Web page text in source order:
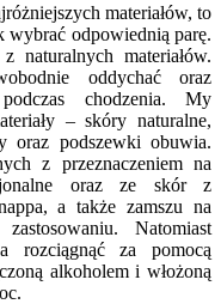
materiałów, to
wybrać odpowiednią parę.
naturalnych materiałów.
oddychać oraz
chodzenia. My
– skóry naturalne,
oraz podszewki obuwia.
z przeznaczeniem na
oraz ze skór z
a także zamszu na
Natomiast
rozciągnąć za pomocą
alkoholem i włożoną